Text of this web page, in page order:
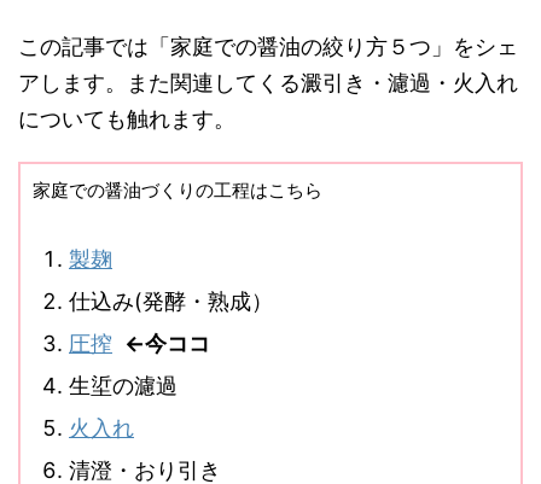
この記事では「家庭での醤油の絞り方５つ」をシェ
アします。また関連してくる澱引き・濾過・火入れ
についても触れます。
家庭での醤油づくりの工程はこちら
製麹
仕込み(発酵・熟成）
圧搾
←今ココ
生垽の濾過
火入れ
清澄・おり引き